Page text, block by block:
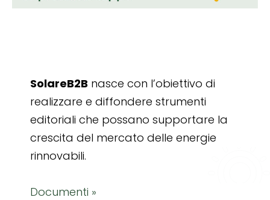
SolareB2B nasce con l’obiettivo di
realizzare e diffondere strumenti
editoriali che possano supportare la
crescita del mercato delle energie
rinnovabili.
Documenti »